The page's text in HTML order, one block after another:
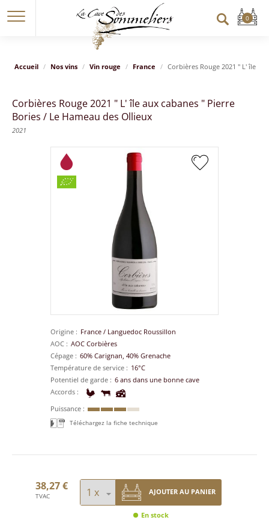
Accueil Nos vins Vin rouge France Corbières Rouge 2021 " L' île
Corbières Rouge 2021 " L' île aux cabanes " Pierre
Bories / Le Hameau des Ollieux
2021
Origine France / Languedoc Roussillon
AOC
AOC Corbières
Cépage
60% Carignan, 40% Grenache
Température de service
16°C
Potentiel de garde
6 ans dans une bonne cave
Accords
Puissance
Téléchargez la fiche technique
38,27 €
TVAC
AJOUTER AU PANIER
En stock